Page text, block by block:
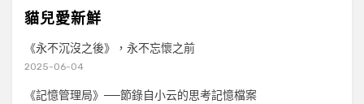
貓兒愛新鮮
《永不沉沒之後》，永不忘懷之前
2025-06-04
《記憶管理局》──節錄自小云的思考記憶檔案